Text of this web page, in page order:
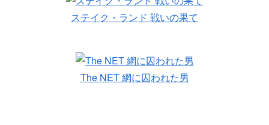
ステイク・ランド 戦いの果て
The NET 網に囚われた男